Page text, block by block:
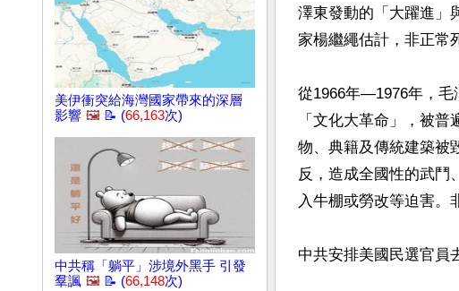
美伊衝突給海灣國家帶來的深層
影響 🖼️ 📝 (66,163次)
中共稱「躺平」涉境外黑手 引發
羣諷 🖼️ 📝 (66,148次)
澤東發動的「大躍進」
家楊繼繩估計，非正常
從1966年—1976年，毛
「文化大革命」，被
物、典籍及傳統建築被
反，造成全國性的武鬥
入牛棚或勞改等迫害。
中共安排美國民選官員